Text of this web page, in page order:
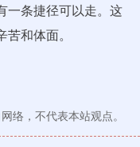
一条捷径可以走。这
和体面。
络，不代表本站观点。